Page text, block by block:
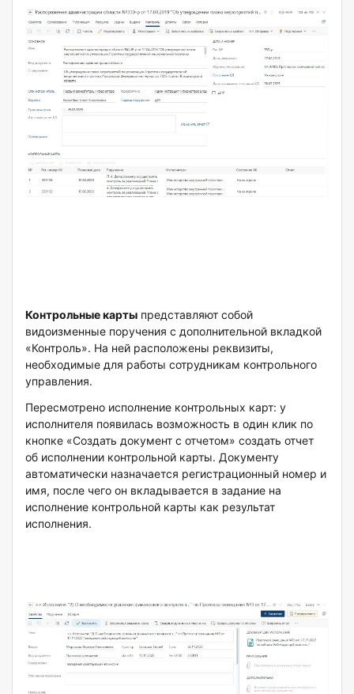
Контрольные карты представляют собой
видоизменные поручения с дополнительной вкладкой
«Контроль». На ней расположены реквизиты,
необходимые для работы сотрудникам контрольного
управления.
Пересмотрено исполнение контрольных карт: у
исполнителя появилась возможность в один клик по
кнопке «Создать документ с отчетом» создать отчет
об исполнении контрольной карты. Документу
автоматически назначается регистрационный номер и
имя, после чего он вкладывается в задание на
исполнение контрольной карты как результат
исполнения.